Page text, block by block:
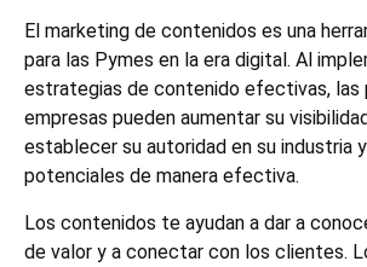
El marketing de contenidos es una
para las Pymes en la era digital. Al
estrategias de contenido efectivas, las
empresas pueden aumentar su
establecer su autoridad en su industria
potenciales de manera efectiva.
Los contenidos te ayudan a dar a
de valor y a conectar con los clientes.